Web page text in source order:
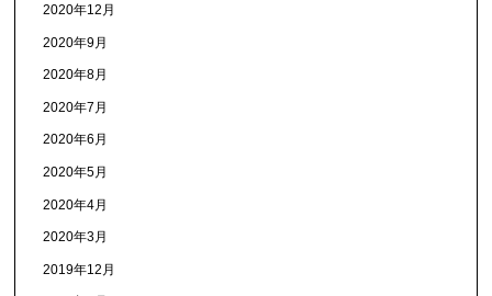
2020年12月
2020年9月
2020年8月
2020年7月
2020年6月
2020年5月
2020年4月
2020年3月
2019年12月